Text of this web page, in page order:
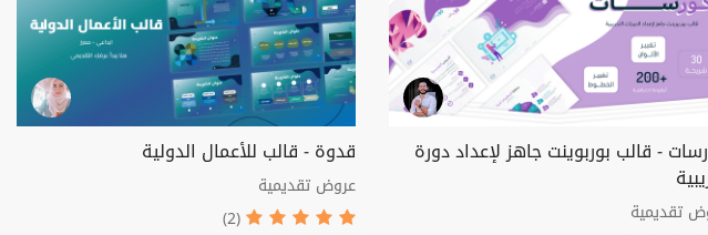
- قالب بوربوينت جاهز لإعداد دورة
تقديمية
قدوة - قالب للأعمال الدولية
عروض تقديمية
(2)